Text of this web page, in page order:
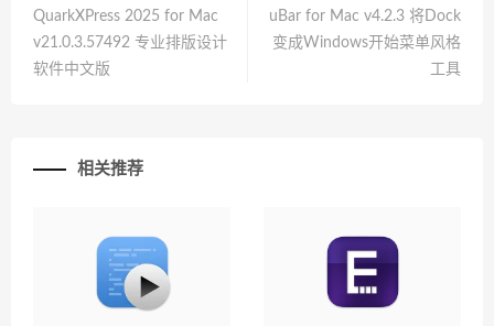
QuarkXPress 2025 for Mac
v21.0.3.57492 专业排版设计
软件中文版
uBar for Mac v4.2.3 将Dock
变成Windows开始菜单风格
工具
相关推荐